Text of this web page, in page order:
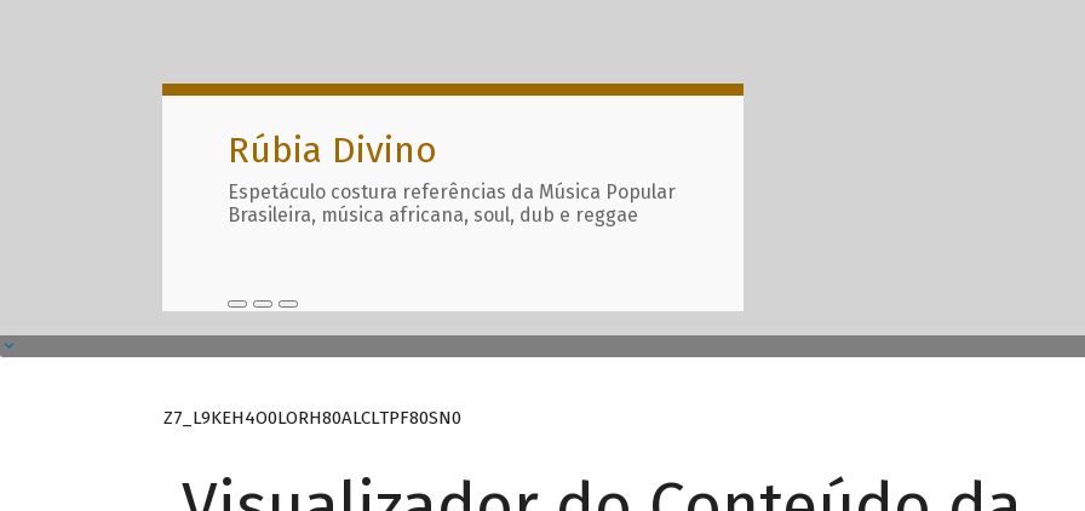
Rúbia Divino
Espetáculo costura referências da Música Popular
Brasileira, música africana, soul, dub e reggae
Z7_L9KEH4O0LORH80ALCLTPF80SN0